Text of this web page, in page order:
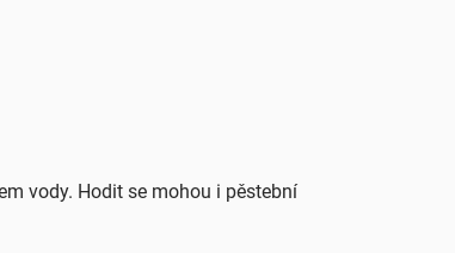
vody. Hodit se mohou i pěstební